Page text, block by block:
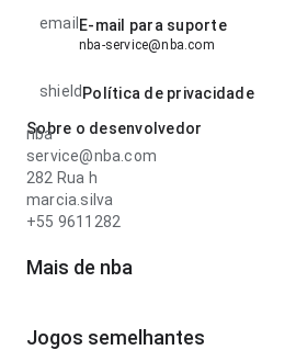
email E-mail para suporte
nba-service@nba.com
shield Política de privacidade
Sobre o desenvolvedor
nba
service@nba.com
282 Rua h
marcia.silva
+55 9611282
Mais de nba
Jogos semelhantes